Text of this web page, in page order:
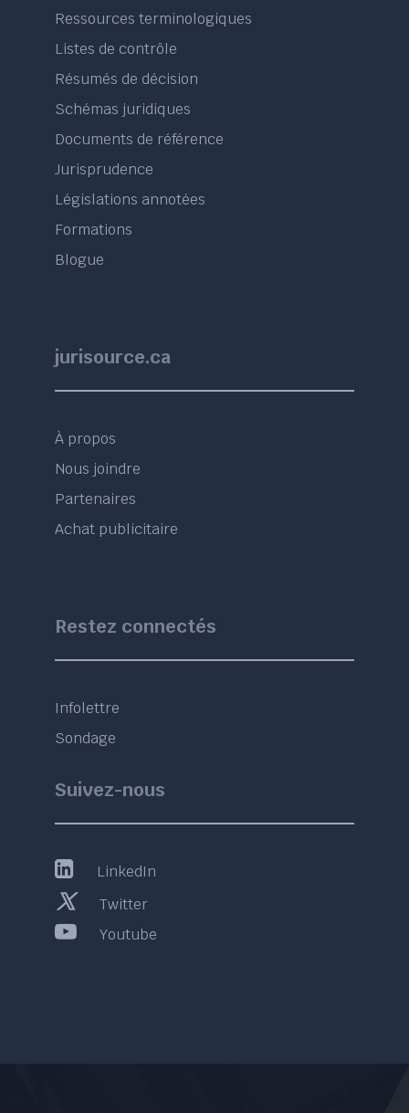
Ressources terminologiques
Listes de contrôle
Résumés de décision
Schémas juridiques
Documents de référence
Jurisprudence
Législations annotées
Formations
Blogue
jurisource.ca
À propos
Nous joindre
Partenaires
Achat publicitaire
Restez connectés
Infolettre
Sondage
Suivez-nous
LinkedIn
Twitter
Youtube